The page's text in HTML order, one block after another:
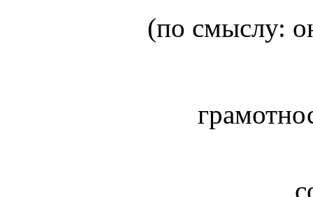
(по смыслу: